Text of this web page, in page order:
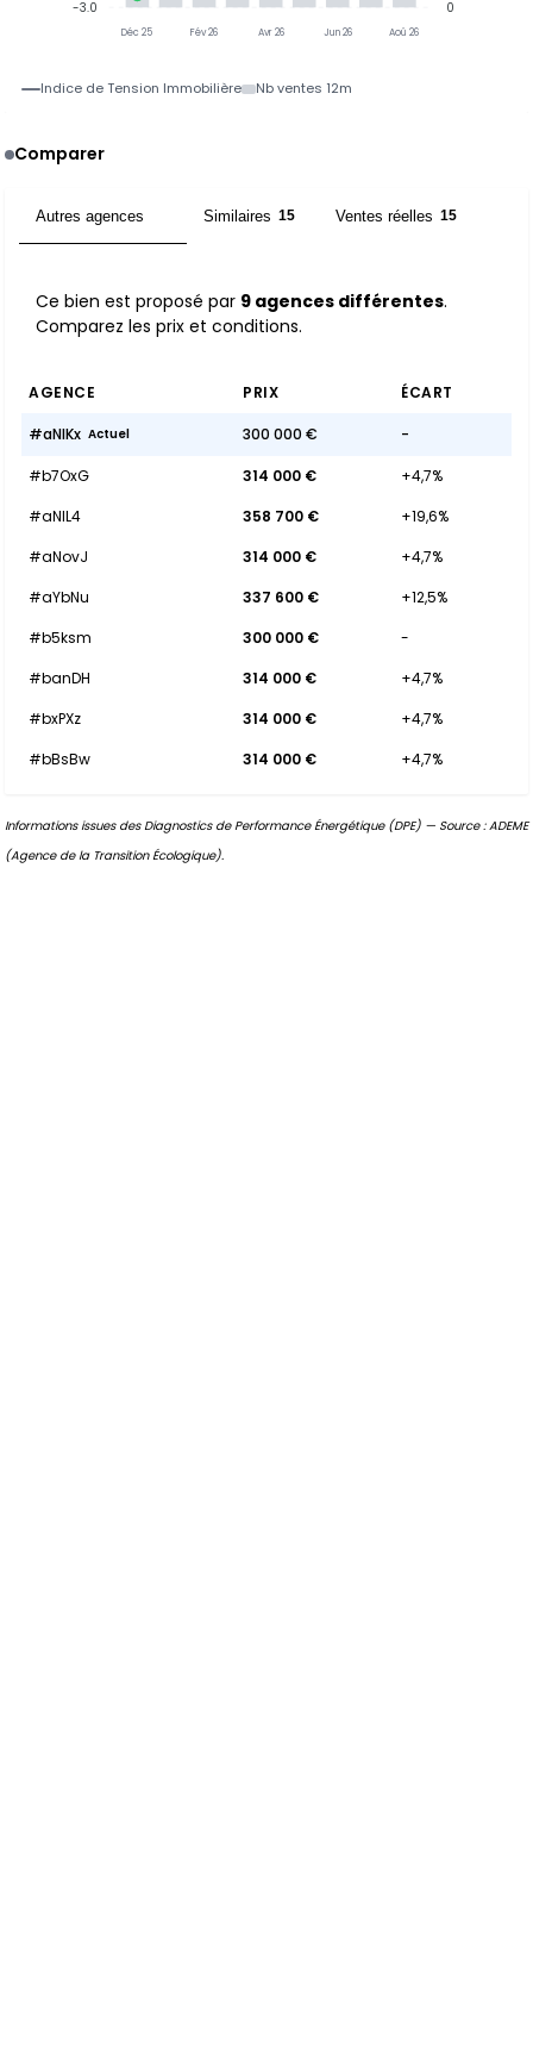
Déc 25 Fév 26 Avr 26 Jun 26 Aoû 26
0
-3.0
Indice de Tension Immobilière Nb ventes 12m
Comparer
Autres agences Similaires 15 Ventes réelles 15
Ce bien est proposé par 9 agences différentes.
Comparez les prix et conditions.
AGENCE PRIX ÉCART
#aNlKx Actuel 300 000 € -
#b7OxG 314 000 €
+4,7%
#aNlL4
358 700 €
+19,6%
#aNovJ
314 000 €
+4,7%
#aYbNu
337 600 €
+12,5%
#b5ksm
300 000 €
-
#banDH
314 000 €
+4,7%
#bxPXz
314 000 €
+4,7%
#bBsBw
314 000 € +4,7%
Informations issues des Diagnostics de Performance Énergétique (DPE) — Source : ADEME
(Agence de la Transition Écologique).